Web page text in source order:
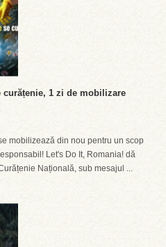
curățenie, 1 zi de mobilizare
mobilizează din nou pentru un scop
Let's Do It, Romania! dă
Națională, sub mesajul ...